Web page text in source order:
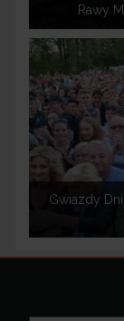
Rawy
Gwiazdy